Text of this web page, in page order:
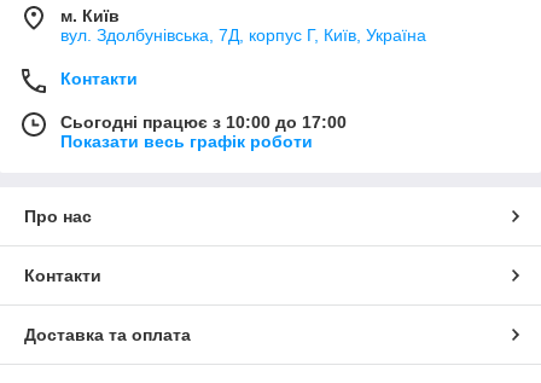
м. Київ
вул. Здолбунівська, 7Д, корпус Г, Київ, Україна
Контакти
Сьогодні працює з 10:00 до 17:00
Показати весь графік роботи
Про нас
Контакти
Доставка та оплата